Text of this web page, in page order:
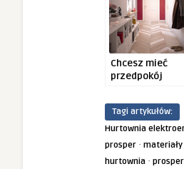
Chcesz mieć
przedpokój
nasze topowe
porady!
Tagi artykułów:
Hurtownia
prosper ·
hurtownia ·